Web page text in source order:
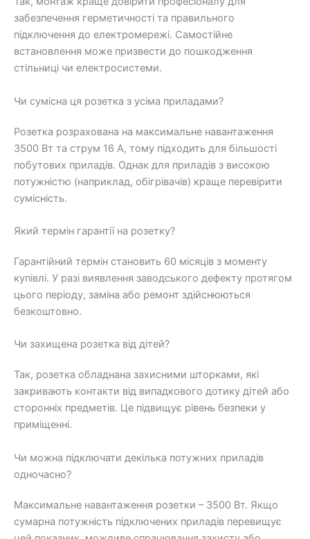
забезпечення герметичності та правильного
підключення до електромережі. Самостійне
встановлення може призвести до пошкодження
стільниці чи електросистеми.
Чи сумісна ця розетка з усіма приладами?
Розетка розрахована на максимальне навантаження
3500 Вт та струм 16 А, тому підходить для більшості
побутових приладів. Однак для приладів з високою
потужністю (наприклад, обігрівачів) краще перевірити
сумісність.
Який термін гарантії на розетку?
Гарантійний термін становить 60 місяців з моменту
купівлі. У разі виявлення заводського дефекту протягом
цього періоду, заміна або ремонт здійснюються
безкоштовно.
Чи захищена розетка від дітей?
Так, розетка обладнана захисними шторками, які
закривають контакти від випадкового дотику дітей або
сторонніх предметів. Це підвищує рівень безпеки у
приміщенні.
Чи можна підключати декілька потужних приладів
одночасно?
Максимальне навантаження розетки – 3500 Вт. Якщо
сумарна потужність підключених приладів перевищує